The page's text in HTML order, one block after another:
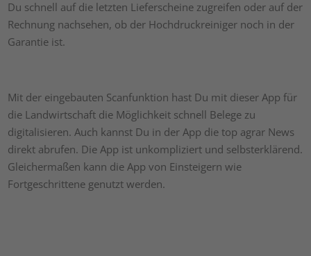
Du schnell auf die letzten Lieferscheine zugreifen oder auf der
Rechnung nachsehen, ob der Hochdruckreiniger noch in der
Garantie ist.
Mit der eingebauten Scanfunktion hast Du mit dieser App für
die Landwirtschaft die Möglichkeit schnell Belege zu
digitalisieren. Auch kannst Du in der App die top agrar News
direkt abrufen. Die App ist unkompliziert und selbsterklärend.
Gleichermaßen kann die App von Einsteigern wie
Fortgeschrittene genutzt werden.